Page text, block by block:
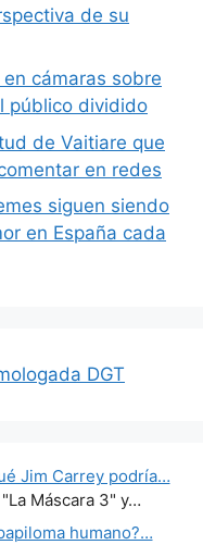
de su
cámaras sobre
público dividido
de Vaitiare que
en redes
siguen siendo
en España cada
DGT
Jim Carrey podría…
Máscara 3" y…
humano?…